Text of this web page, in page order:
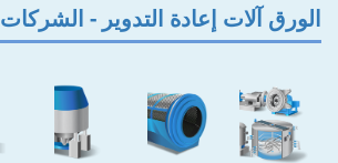
الورق آلات إعادة التدوير - الشركات